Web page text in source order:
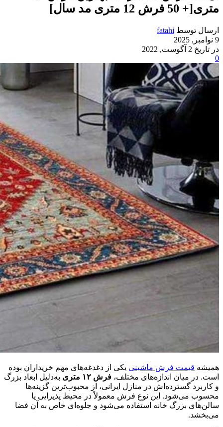
متری[+ 50 فرش 12 متری مد سال]
ارسال توسط fatahi
9 نوامبر, 2025
در تاریخ 2 آگوست, 2022
0
همیشه قیمت فرش ماشینی یکی از دغدغه‌های مهم خریداران بوده
است. در میان اندازه‌های مختلف، فرش ۱۲ متری
به‌دلیل ابعاد بزرگ
و کاربرد گسترده‌اش در منازل ایرانی، از محبوب‌ترین گزینه‌ها
محسوب می‌شود. این نوع فرش معمولاً در محیط پذیرایی یا
سالن‌های بزرگ خانه استفاده می‌شود و جلوه‌ای خاص به آن فضا
می‌بخشد.